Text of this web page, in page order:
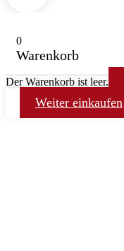
0
Warenkorb
Der Warenkorb ist leer.
Weiter einkaufen